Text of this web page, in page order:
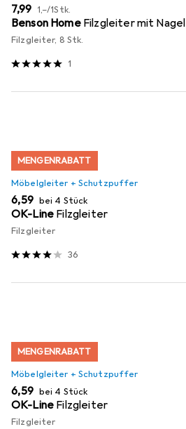
EUR
7,99 EUR
1,–/1Stk.
Benson Home Filzgleiter mit Nagel
Filzgleiter, 8 Stk.
1
MENGENRABATT
Möbelgleiter + Schutzpuffer
EUR
6,59 bei 4 Stück
OK-Line Filzgleiter
Filzgleiter
36
MENGENRABATT
Möbelgleiter + Schutzpuffer
EUR
6,59 bei 4 Stück
OK-Line Filzgleiter
Filzgleiter